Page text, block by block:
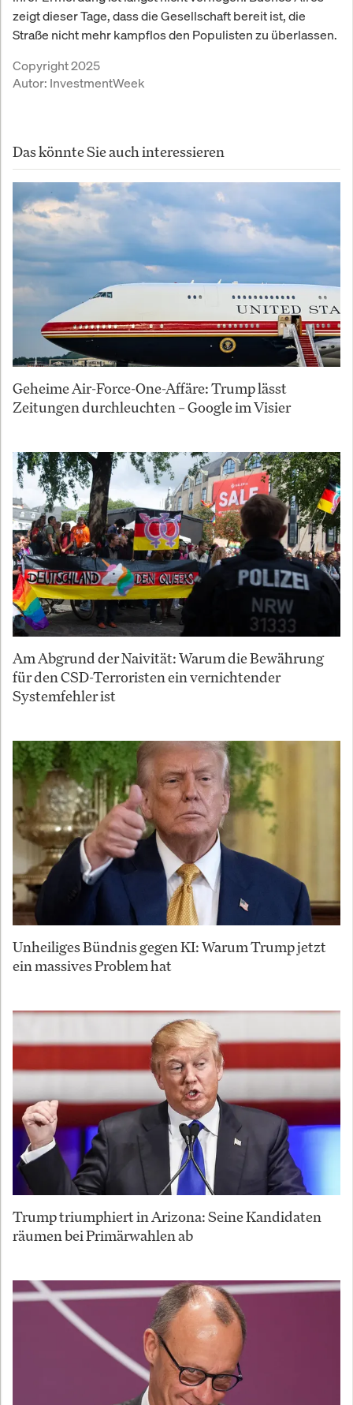
zeigt dieser Tage, dass die Gesellschaft bereit ist, die
Straße nicht mehr kampflos den Populisten zu überlassen.
Copyright 2025
Autor: InvestmentWeek
Das könnte Sie auch interessieren
Geheime Air-Force-One-Affäre: Trump lässt
Zeitungen durchleuchten – Google im Visier
Am Abgrund der Naivität: Warum die Bewährung
für den CSD-Terroristen ein vernichtender
Systemfehler ist
Unheiliges Bündnis gegen KI: Warum Trump jetzt
ein massives Problem hat
Trump triumphiert in Arizona: Seine Kandidaten
räumen bei Primärwahlen ab